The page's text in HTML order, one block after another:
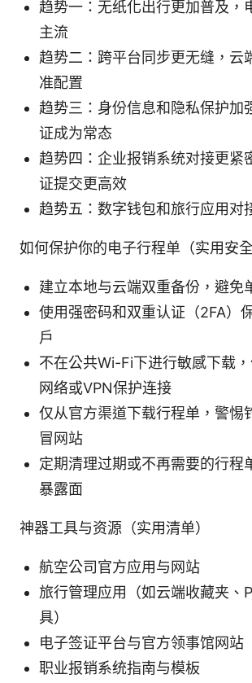
趋势一：无纸化出行更加普及，
主流
趋势二：跨平台同步更无缝，云
准配置
趋势三：身份信息和隐私保护加
证成为常态
趋势四：企业报销系统对接更紧
证提交更高效
趋势五：数字钱包和旅行应用对
如何保护你的电子行程单（实用安全
建立本地与云端双重备份，避免
使用强密码和双重认证（2FA）
户
不在公共Wi-Fi下进行敏感下载
网络或VPN保护连接
仅从官方渠道下载行程单，警惕
冒网站
定期清理过期或不再需要的行程
暴露面
神器工具与资源（实用清单）
航空公司官方应用与网站
旅行管理应用（如云端收藏夹、
具）
电子签证平台与官方领事馆网站
职业报销系统指南与模板